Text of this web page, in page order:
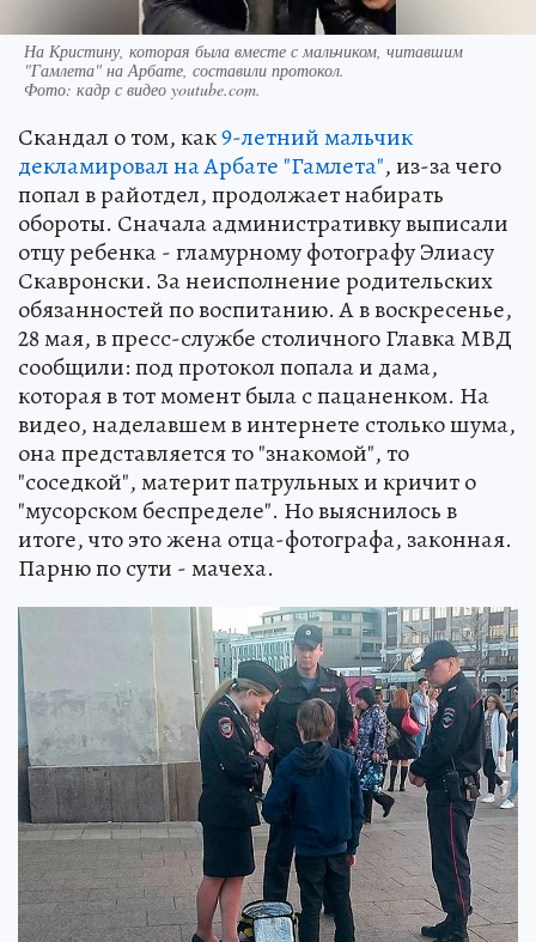
На Кристину, которая была вместе с мальчиком, читавшим
"Гамлета" на Арбате, составили протокол.
Фото: кадр с видео youtube.com.
Скандал о том, как9-летний мальчик
декламировал на Арбате "Гамлета", из-за чего
попал в райотдел, продолжает набирать
обороты. Сначала административку выписали
отцу ребенка - гламурному фотографу Элиасу
Скавронски. За неисполнение родительских
обязанностей по воспитанию. А в воскресенье,
28 мая, в пресс-службе столичного Главка МВД
сообщили: под протокол попала и дама,
которая в тот момент была с пацаненком. На
видео, наделавшем в интернете столько шума,
она представляется то "знакомой", то
"соседкой", материт патрульных и кричит о
"мусорском беспределе". Но выяснилось в
итоге, что это жена отца-фотографа, законная.
Парню по сути - мачеха.